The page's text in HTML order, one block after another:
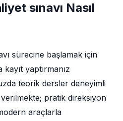
sınavı Nasıl
sürecine başlamak için
yaptırmanız
teorik dersler deneyimli
pratik direksiyon
araçlarla